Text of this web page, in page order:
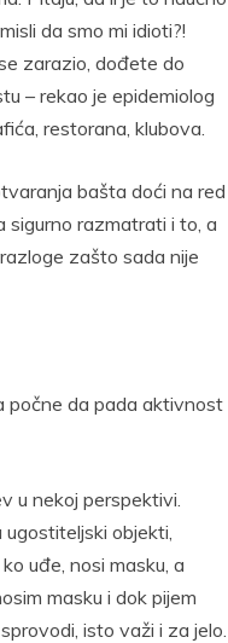
da smo mi idioti?!
zarazio, dođete do
– rekao je epidemiolog
restorana, klubova.
bašta doći na red
sigurno razmatrati i to, a
zašto sada nije
počne da pada aktivnost
u nekoj perspektivi.
objekti,
uđe, nosi masku, a
masku i dok pijem
isto važi i za jelo.